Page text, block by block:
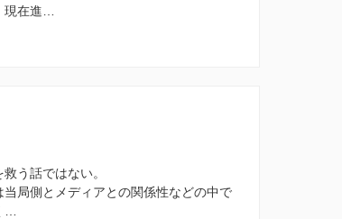
現在進…
う話ではない。
局側とメディアとの関係性などの中で
…